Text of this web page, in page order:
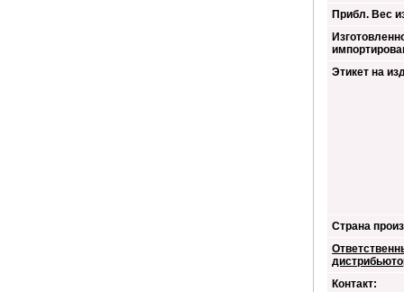
Прибл. Вес
Этикет на
Страна
Контакт: